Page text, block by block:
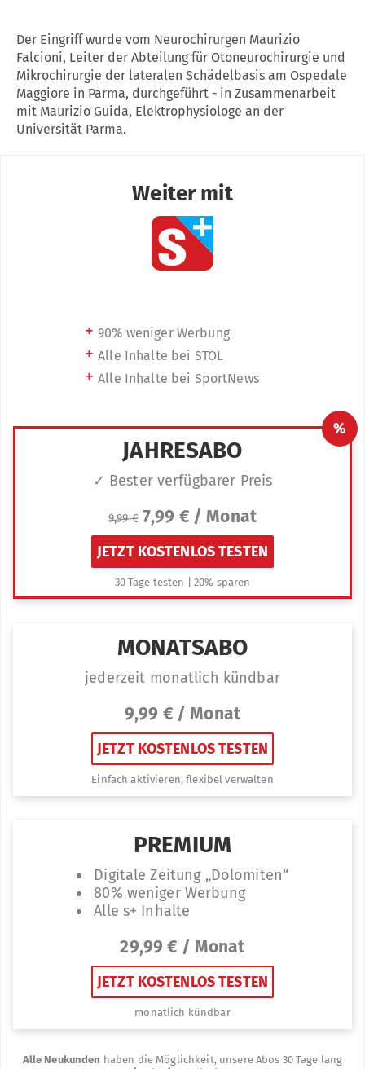
Der Eingriff wurde vom Neurochirurgen Maurizio
Falcioni, Leiter der Abteilung für Otoneurochirurgie und
Mikrochirurgie der lateralen Schädelbasis am Ospedale
Maggiore in Parma, durchgeführt - in Zusammenarbeit
mit Maurizio Guida, Elektrophysiologe an der
Universität Parma.